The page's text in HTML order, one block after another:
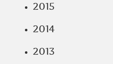
2015
2014
2013